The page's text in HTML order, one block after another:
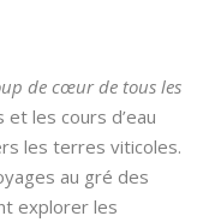
de cœur de tous les
les cours d’eau
les terres viticoles.
au gré des
explorer les